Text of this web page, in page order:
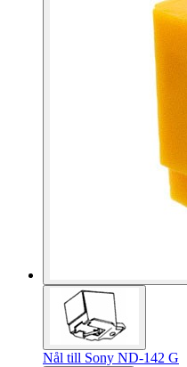
Nål till Sony ND-142 G